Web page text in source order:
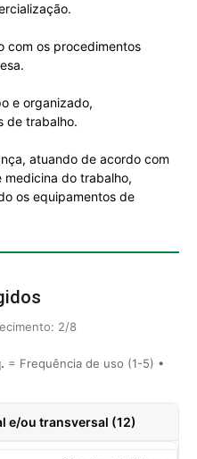
com os procedimentos
e organizado,
de trabalho.
atuando de acordo com
medicina do trabalho,
os equipamentos de
2/8
= Frequência de uso (1-5) •
e/ou transversal (12)